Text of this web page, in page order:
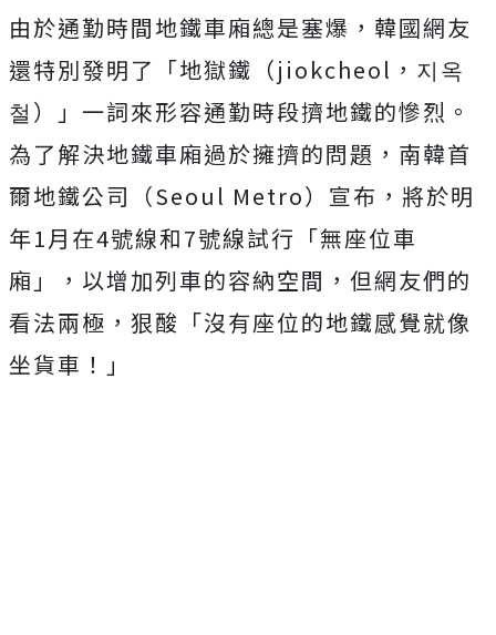
由於通勤時間地鐵車廂總是塞爆，韓國網友
還特別發明了「地獄鐵（jiokcheol，지옥
철）」一詞來形容通勤時段擠地鐵的慘烈。
為了解決地鐵車廂過於擁擠的問題，南韓首
爾地鐵公司（Seoul Metro）宣布，將於明
年1月在4號線和7號線試行「無座位車
廂」，以增加列車的容納空間，但網友們的
看法兩極，狠酸「沒有座位的地鐵感覺就像
坐貨車！」